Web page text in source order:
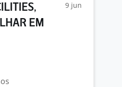
EM
9 jun